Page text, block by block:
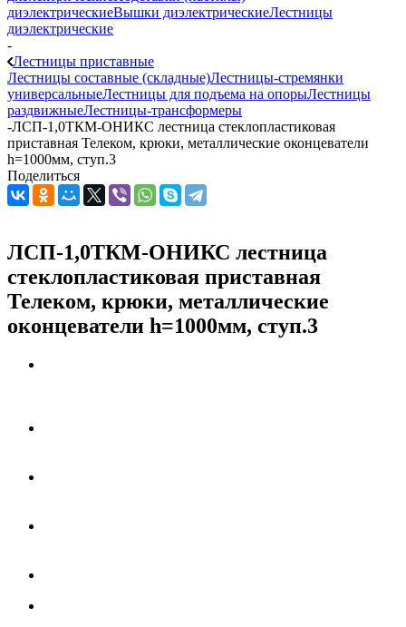
диэлектрическиеВышки диэлектрическиеЛестницы
диэлектрические
-
Лестницы приставные
Лестницы составные (складные)Лестницы-стремянки
универсальныеЛестницы для подъема на опорыЛестницы
раздвижныеЛестницы-трансформеры
-ЛСП-1,0ТКМ-ОНИКС лестница стеклопластиковая
приставная Телеком, крюки, металлические оконцеватели
h=1000мм, ступ.3
Поделиться
ЛСП-1,0ТКМ-ОНИКС лестница
стеклопластиковая приставная
Телеком, крюки, металлические
оконцеватели h=1000мм, ступ.3